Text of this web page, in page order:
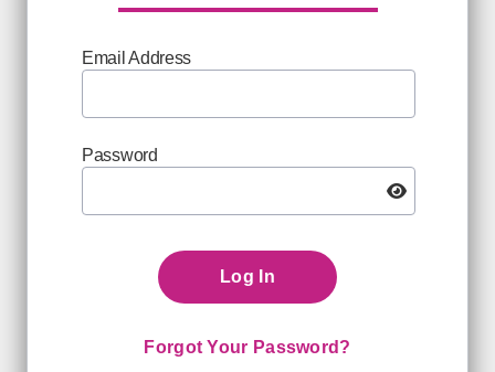
Email Address
Password
Log In
Forgot Your Password?